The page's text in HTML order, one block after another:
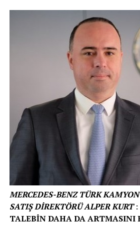
MERCEDES-BENZ TÜRK
SATIŞ DİREKTÖRÜ ALPER KURT:
TALEBİN DAHA DA ARTMASINI